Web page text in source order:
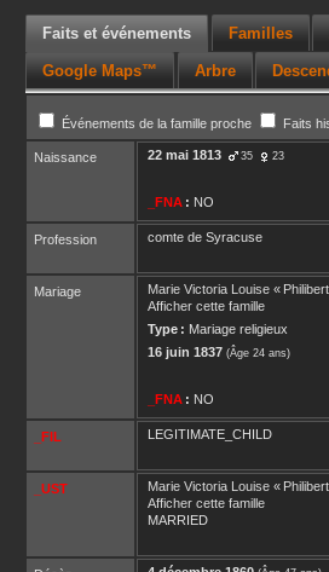
Faits et événements Familles
Google Maps™ Arbre
Événements de la famille proche Faits
Naissance 22 mai 1813 35 23
_FNA : NO
Profession comte de Syracuse
Mariage Marie Victoria Louise «
Afficher cette famille
Type : Mariage religieux
16 juin 1837 (Âge 24 ans)
_FNA : NO
_FIL LEGITIMATE_CHILD
_UST Marie Victoria Louise «
Afficher cette famille
MARRIED